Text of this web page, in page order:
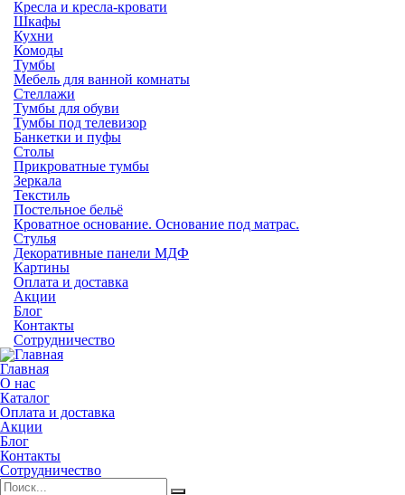
Кресла и кресла-кровати
Шкафы
Кухни
Комоды
Тумбы
Мебель для ванной комнаты
Стеллажи
Тумбы для обуви
Тумбы под телевизор
Банкетки и пуфы
Столы
Прикроватные тумбы
Зеркала
Текстиль
Постельное бельё
Кроватное основание. Основание под матрас.
Стулья
Декоративные панели МДФ
Картины
Оплата и доставка
Акции
Блог
Контакты
Сотрудничество
Главная
О нас
Каталог
Оплата и доставка
Акции
Блог
Контакты
Сотрудничество